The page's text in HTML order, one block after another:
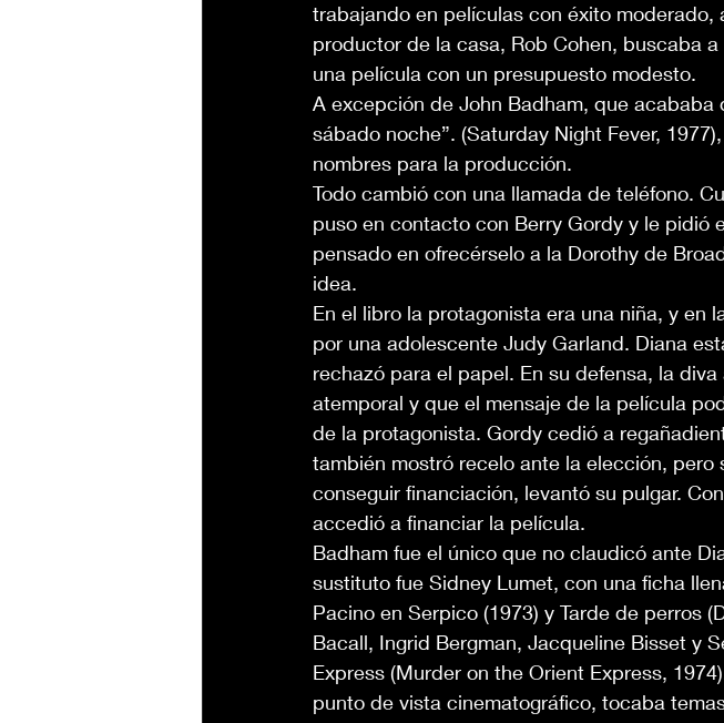
trabajando en películas con éxito
productor de la casa, Rob Cohen, buscaba
una película con un presupuesto modesto.
A excepción de John Badham, que
sábado noche”. (Saturday Night Fever,
nombres para la producción.
Todo cambió con una llamada de teléfono.
puso en contacto con Berry Gordy y le pidió
pensado en ofrecérselo a la Dorothy de
idea.
En el libro la protagonista era una niña, y en
por una adolescente Judy Garland. Diana
rechazó para el papel. En su defensa, la
atemporal y que el mensaje de la película
de la protagonista. Gordy cedió a
también mostró recelo ante la elección,
conseguir financiación, levantó su pulgar.
accedió a financiar la película.
Badham fue el único que no claudicó ante
sustituto fue Sidney Lumet, con una ficha
Pacino en Serpico (1973) y Tarde de perros
Bacall, Ingrid Bergman, Jacqueline Bisset y
Express (Murder on the Orient Express,
punto de vista cinematográfico, tocaba